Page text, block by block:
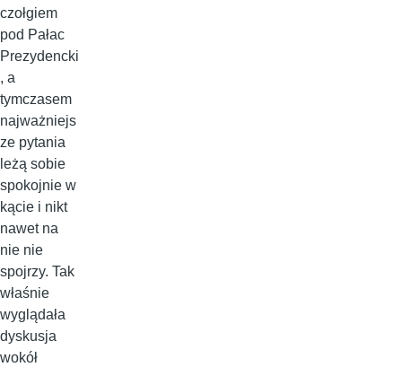
czołgiem
pod Pałac
Prezydencki
, a
tymczasem
najważniejs
ze pytania
leżą sobie
spokojnie w
kącie i nikt
nawet na
nie nie
spojrzy. Tak
właśnie
wyglądała
dyskusja
wokół